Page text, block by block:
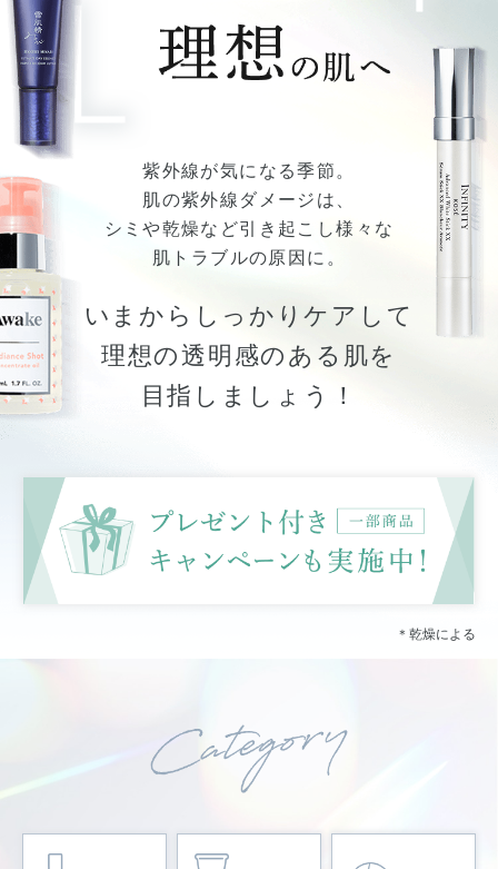
紫外線が気になる季節。
肌の紫外線ダメージは、
シミや乾燥など引き起こし様々な
肌トラブルの原因に。
いまからしっかりケアして
理想の透明感のある肌を
目指しましょう！
＊乾燥による